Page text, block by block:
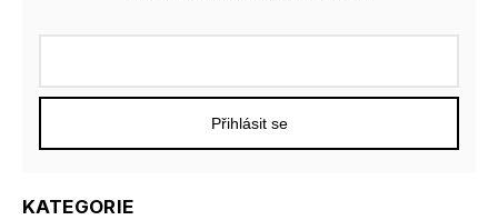
KATEGORIE
Přihlásit se